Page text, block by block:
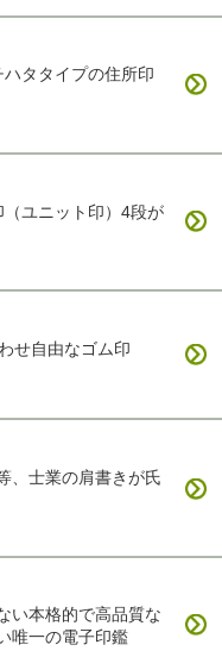
タタイプの住所印
ユニット印）4段が
せ自由なゴム印
、士業の肩書きが氏
い本格的で高品質な
唯一の電子印鑑